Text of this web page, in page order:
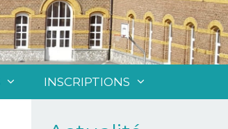
INSCRIPTIONS